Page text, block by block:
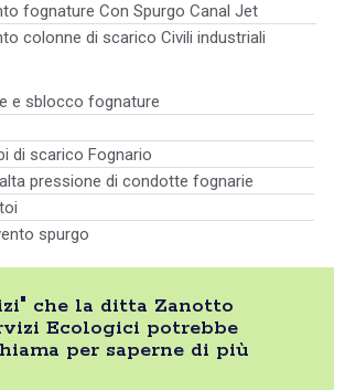
fognature Con Spurgo Canal Jet
colonne di scarico Civili industriali
e sblocco fognature
di scarico Fognario
pressione di condotte fognarie
spurgo
che la ditta Zanotto
Ecologici potrebbe
per saperne di più